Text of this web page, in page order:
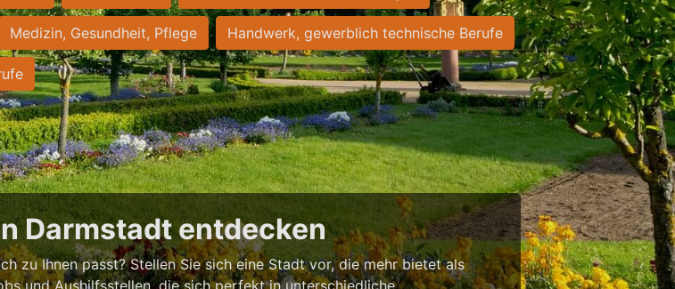
Medizin, Gesundheit, Pflege Handwerk, gewerblich technische Berufe
Darmstadt entdecken
zu Ihnen passt? Stellen Sie sich eine Stadt vor, die mehr bietet als